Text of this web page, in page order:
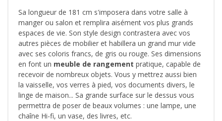
Sa longueur de 181 cm s'imposera dans votre salle à
manger ou salon et remplira aisément vos plus grands
espaces de vie. Son style design contrastera avec vos
autres pièces de mobilier et habillera un grand mur vide
avec ses coloris francs, de gris ou rouge. Ses dimensions
en font un meuble de rangement pratique, capable de
recevoir de nombreux objets. Vous y mettrez aussi bien
la vaisselle, vos verres à pied, vos documents divers, le
linge de maison... Sa grande surface sur le dessus vous
permettra de poser de beaux volumes : une lampe, une
chaîne Hi-fi, un vase, des livres, etc.